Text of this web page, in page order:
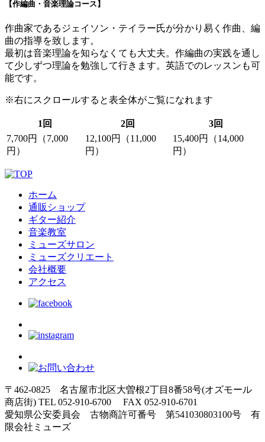
【作編曲・音楽理論コース】
作曲家であるジェイソン・テイラー氏が分かり易く作曲、編
曲の指導を致します。
最初は音楽理論を知らなくても大丈夫。作編曲の実践を通し
て少しずつ理論を勉強して行きます。英語でのレッスンも可
能です。
※右にスクロールすると表全体がご覧になれます
1回 2回
3回
7,700円（7,000
円）
12,100円（11,000
円）
15,400円（14,000
円）
ホーム
通販ショップ
ギター紹介
音楽教室
ミューズサロン
ミューズクリエート
会社概要
アクセス
〒462-0825 名古屋市北区大曽根2丁目8番58号(オズモール
商店街) TEL 052-910-6700 FAX 052-910-6701
愛知県公安委員会 古物商許可番号 第541030803100号 有
限会社ミューズ